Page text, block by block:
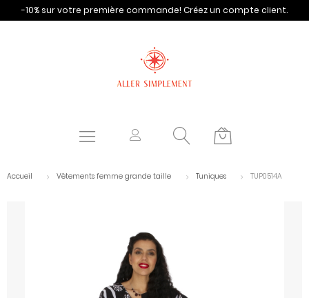
-10% sur votre première commande! Créez un compte client.
Accueil Vêtements femme grande taille Tuniques TUP0514A